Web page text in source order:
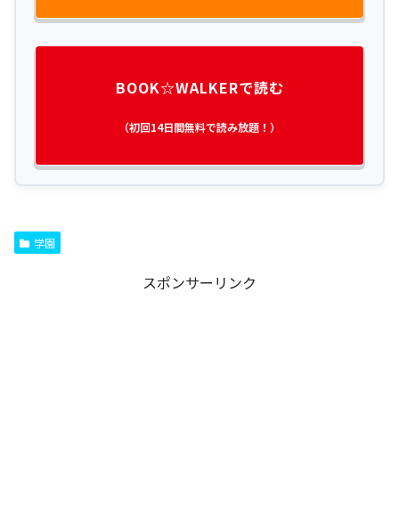
BOOK☆WALKERで読む
（初回14日間無料で読み放題！）
学園
スポンサーリンク